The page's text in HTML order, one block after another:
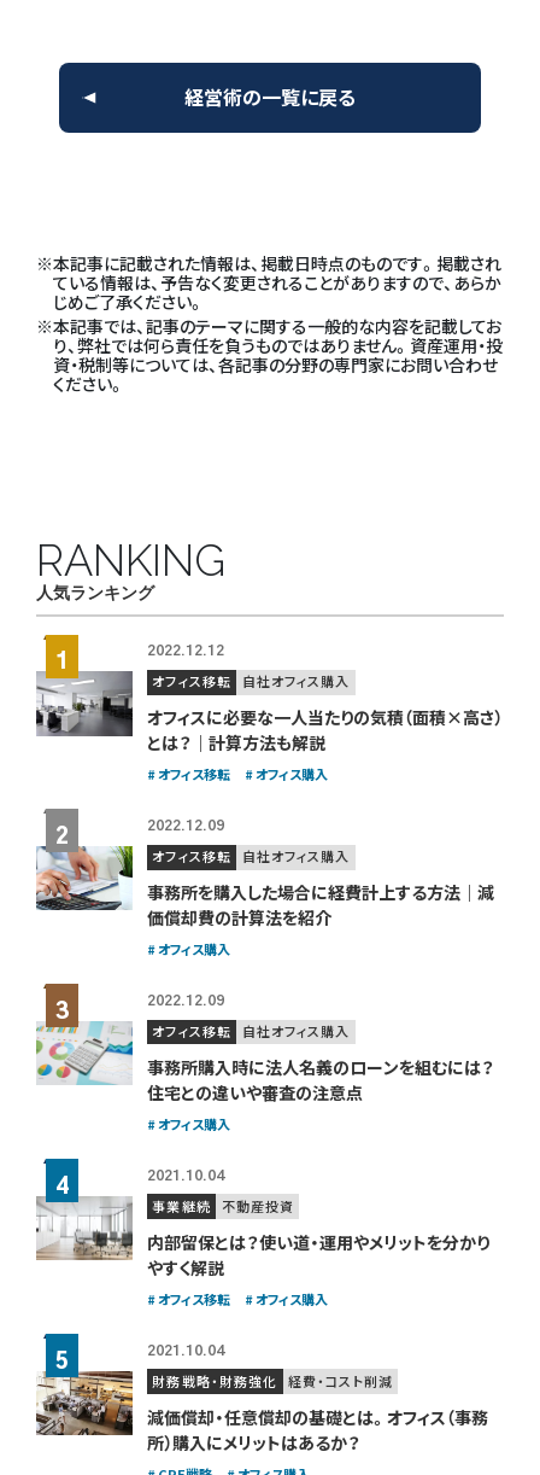
経営術の一覧に戻る
本記事に記載された情報は、掲載日時点のものです。掲載され
ている情報は、予告なく変更されることがありますので、あらか
じめご了承ください。
本記事では、記事のテーマに関する一般的な内容を記載してお
り、弊社では何ら責任を負うものではありません。資産運用・投
資・税制等については、各記事の分野の専門家にお問い合わせ
ください。
人気ランキング
RANKING
2022.12.12
オフィス移転 自社オフィス購入
オフィスに必要な一人当たりの気積（面積×高さ）
とは？｜計算方法も解説
オフィス移転 オフィス購入
2022.12.09
オフィス移転 自社オフィス購入
事務所を購入した場合に経費計上する方法｜減
価償却費の計算法を紹介
オフィス購入
2022.12.09
オフィス移転 自社オフィス購入
事務所購入時に法人名義のローンを組むには？
住宅との違いや審査の注意点
オフィス購入
2021.10.04
事業継続 不動産投資
内部留保とは？使い道・運用やメリットを分かり
やすく解説
オフィス移転 オフィス購入
2021.10.04
財務戦略・財務強化 経費・コスト削減
減価償却・任意償却の基礎とは。 オフィス（事務
所）購入にメリットはあるか？